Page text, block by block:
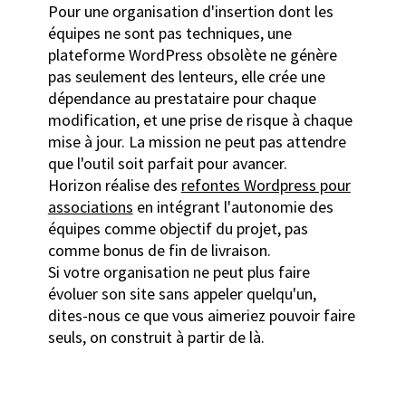
Pour une organisation d'insertion dont les
équipes ne sont pas techniques, une
plateforme WordPress obsolète ne génère
pas seulement des lenteurs, elle crée une
dépendance au prestataire pour chaque
modification, et une prise de risque à chaque
mise à jour. La mission ne peut pas attendre
que l'outil soit parfait pour avancer.
Horizon réalise des refontes Wordpress pour
associations en intégrant l'autonomie des
équipes comme objectif du projet, pas
comme bonus de fin de livraison.
Si votre organisation ne peut plus faire
évoluer son site sans appeler quelqu'un,
dites-nous ce que vous aimeriez pouvoir faire
seuls, on construit à partir de là.